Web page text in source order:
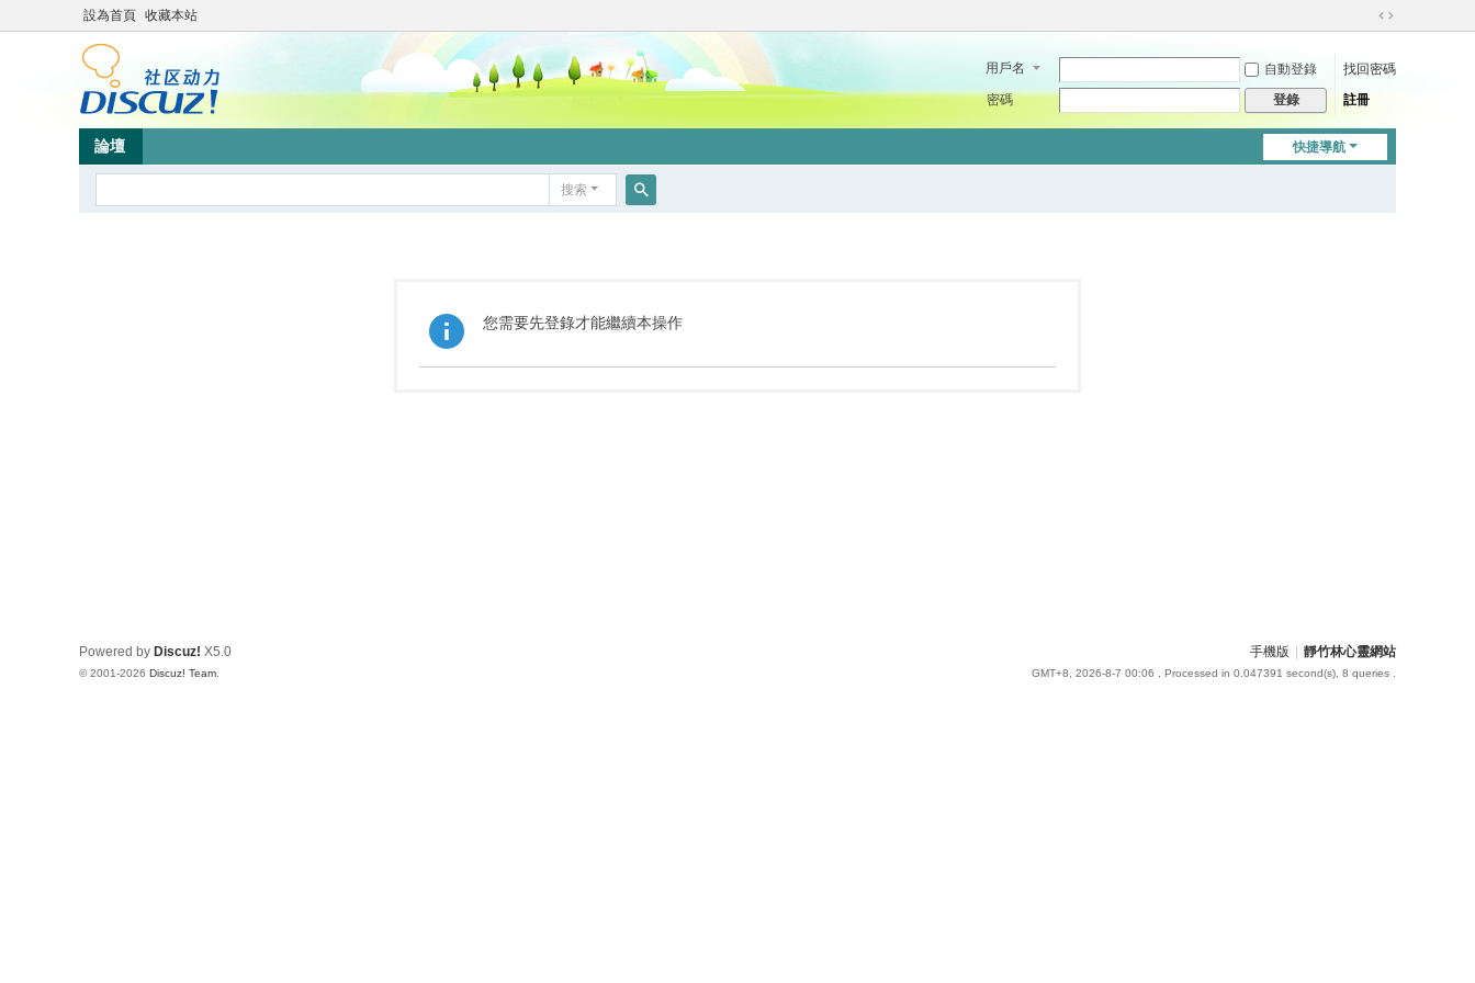
設為首頁 收藏本站
切
到
用戶名 自動登錄
找回密碼
密碼
登錄 註冊
快捷導航
論壇
搜索
您需要先登錄才能繼續本操作
手機版 靜竹林心靈網站
GMT+8, 2026-8-7 00:06 , Processed in 0.047391 second(s), 8 queries .
Powered by Discuz! X5.0
© 2001-2026 Discuz! Team